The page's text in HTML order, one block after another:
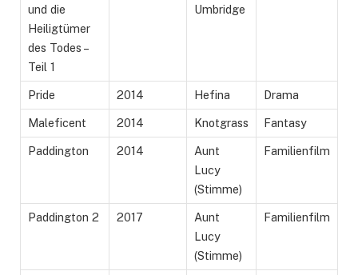
und die
Heiligtümer
des Todes –
Teil 1
Umbridge
Pride 2014 Hefina Drama
Maleficent 2014 Knotgrass Fantasy
Paddington 2014
Aunt
Lucy
(Stimme)
Familienfilm
Paddington 2 2017
Aunt
Lucy
(Stimme)
Familienfilm